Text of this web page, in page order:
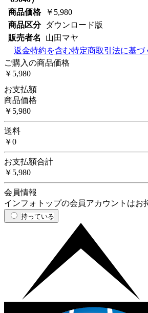
商品価格
￥5,980
商品区分
ダウンロード版
販売者名
山田マヤ
返金特約を含む特定商取引法に基づ
ご購入の商品価格
￥5,980
お支払額
商品価格
￥5,980
送料
￥0
お支払額合計
￥5,980
会員情報
インフォトップの会員アカウントはお
持っている